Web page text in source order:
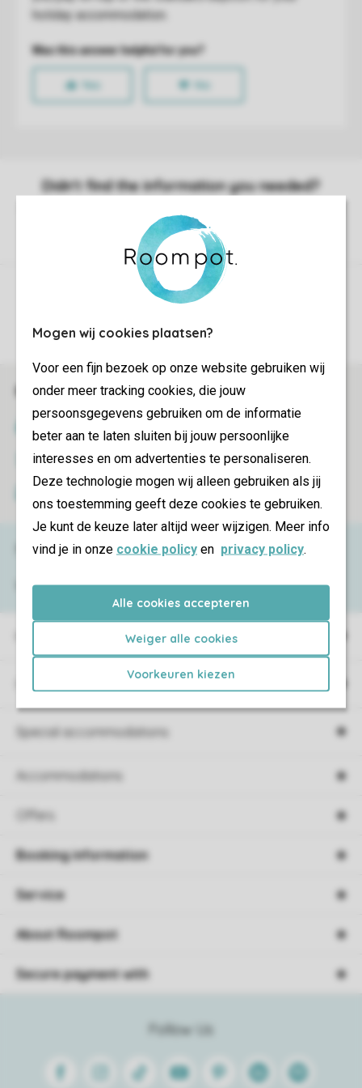
Mogen wij cookies plaatsen?
Voor een fijn bezoek op onze website gebruiken wij
onder meer tracking cookies, die jouw
persoonsgegevens gebruiken om de informatie
beter aan te laten sluiten bij jouw persoonlijke
interesses en om advertenties te personaliseren.
Deze technologie mogen wij alleen gebruiken als jij
ons toestemming geeft deze cookies te gebruiken.
Je kunt de keuze later altijd weer wijzigen. Meer info
vind je in onze cookie policy en privacy policy.
Alle cookies accepteren
Weiger alle cookies
Voorkeuren kiezen
Control over your own privacy
More info and preferences
Book online securely and quickly
Secure data transfer
Special accommodations
Accommodations
Offers
Need help?
View theFAQor contact theContact Center.
Follow Us
FacebookInstagram
Tiktok Youtube PinterestLinkedinSpotify
Booking information
Service
About Roompot
Secure payment with